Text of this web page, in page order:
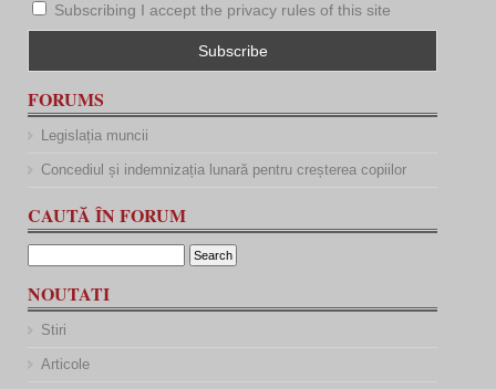
Subscribing I accept the privacy rules of this site
FORUMS
Legislația muncii
Concediul și indemnizația lunară pentru creșterea copiilor
CAUTĂ ÎN FORUM
NOUTATI
Stiri
Articole